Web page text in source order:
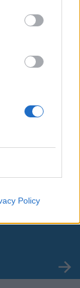
Policy
compagna